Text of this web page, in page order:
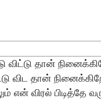
விட்டு தான்
விட தான்
என் விரல் பிடித்தே